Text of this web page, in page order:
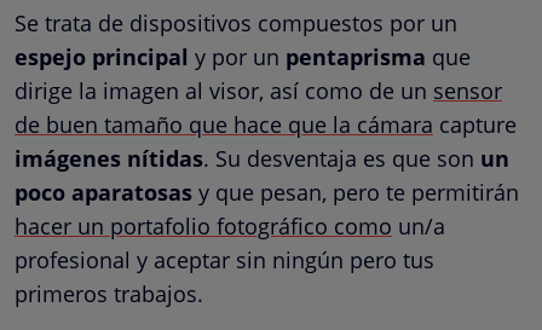
Se trata de dispositivos compuestos por un
espejo principal y por un pentaprisma que
dirige la imagen al visor, así como de un sensor
de buen tamaño que hace que la cámara capture
imágenes nítidas. Su desventaja es que son un
poco aparatosas y que pesan, pero te permitirán
hacer un portafolio fotográfico como un/a
profesional y aceptar sin ningún pero tus
primeros trabajos.